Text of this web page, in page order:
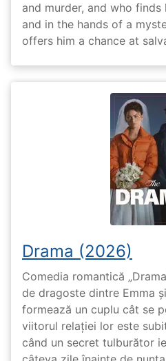
and murder, and who
and in the hands of a
offers him a chance at
Drama (2026)
Comedia romantică
de dragoste dintre Emma
formează un cuplu cât se
viitorul relației lor este
când un secret tulburător